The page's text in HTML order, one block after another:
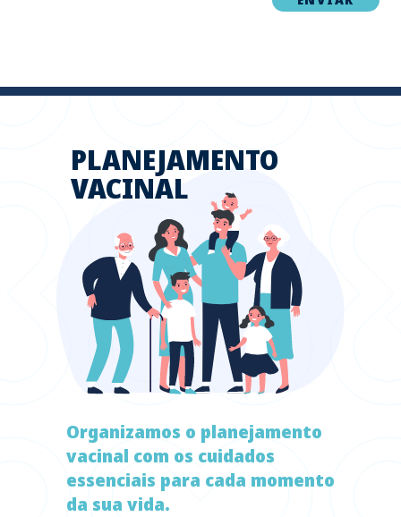
PLANEJAMENTO
VACINAL
Organizamos o planejamento
vacinal com os cuidados
essenciais para cada momento
da sua vida.